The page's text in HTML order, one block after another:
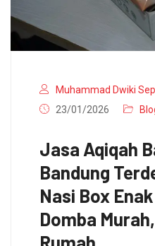
Muhammad Dwiki
23/01/2026
Jasa Aqiqah
Bandung
Nasi Box
Domba